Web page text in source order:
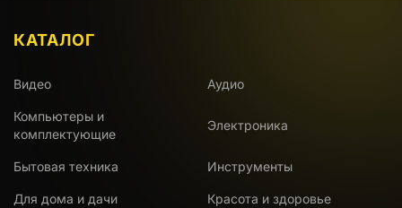
КАТАЛОГ
Видео Аудио
Компьютеры и
комплектующие
Электроника
Бытовая техника Инструменты
Для дома и дачи Красота и здоровье